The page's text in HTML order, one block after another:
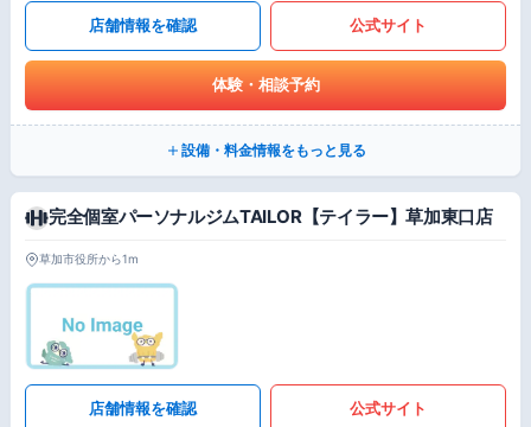
店舗情報を確認 公式サイト
体験・相談予約
設備・料金情報をもっと見る
完全個室パーソナルジムTAILOR【テイラー】草加東口店
草加市役所から1m
店舗情報を確認 公式サイト